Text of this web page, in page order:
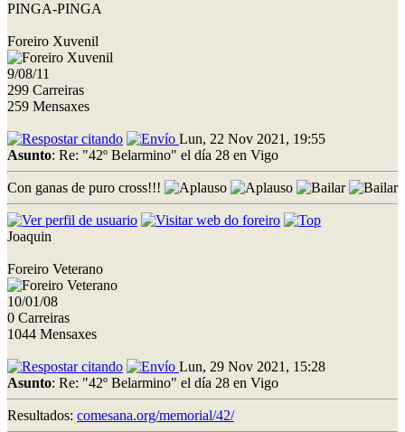
PINGA-PINGA
Foreiro Xuvenil
9/08/11
299 Carreiras
259 Mensaxes
Lun, 22 Nov 2021, 19:55
Asunto: Re: "42º Belarmino" el día 28 en Vigo
Con ganas de puro cross!!!
Joaquin
Foreiro Veterano
10/01/08
0 Carreiras
1044 Mensaxes
Lun, 29 Nov 2021, 15:28
Asunto: Re: "42º Belarmino" el día 28 en Vigo
Resultados: comesana.org/memorial/42/